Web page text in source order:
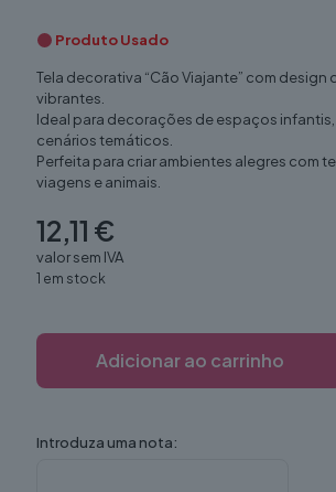
Produto Usado
Tela decorativa “Cão Viajante” com design
vibrantes.
Ideal para decorações de espaços
cenários temáticos.
Perfeita para criar ambientes alegres com
viagens e animais.
12,11 €
valor sem IVA
1 em stock
Adicionar ao carrinho
Introduza uma nota: